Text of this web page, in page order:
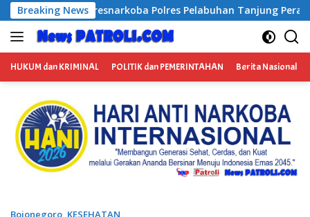
Langsung
ke
konten
Breaking News
Pelabuhan Tanjung Perak Bongkar Tiga Jaringan
HUKUM dan KRIMINAL POLITIK dan PEMERINTAHAN Berita Nasional